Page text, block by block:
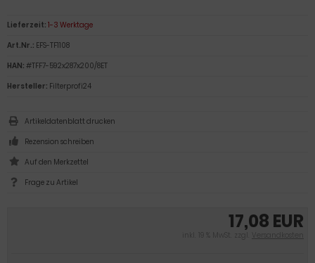
17,08 EUR
inkl. 19 % MwSt. zzgl. Versandkosten
Lieferzeit: 1-3 Werktage
Art.Nr.: EFS-TF1108
HAN: #TFF7-592x287x200/8ET
Hersteller: Filterprofi24
Artikeldatenblatt drucken
Rezension schreiben
Frage zu Artikel